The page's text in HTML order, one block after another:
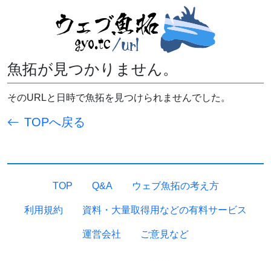
魚拓が見つかりません。
そのURLと日時で魚拓を見つけられませんでした。
TOPへ戻る
TOP Q&A ウェブ魚拓の考え方
利用規約 資料・大量取得用などの有料サービス
運営会社 ご意見など